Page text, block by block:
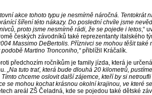
akce tohoto typu je nesmírně náročná. Tentokrát
šíření této nákazy. Do poslední chvíle jsme
proto jsme nesmírně rádi, že se pojede i letos,“
českých závodníků také reprezentanty italského
Massimo DeBertolis. Příznivci se mohou těšit
Martino Tronconiho,“přiblížil Kráčalík.
předchozím ročníkům je family jízda, která je
„Na tuto trať, která bude dlouhá 20 kilometrů,
chceme oslovit další zájemce, kteří by si
se mohou kochat krásnou okolní krajinou, ve které
areál ZŠ Čeladná, kde se pojedou také dětské